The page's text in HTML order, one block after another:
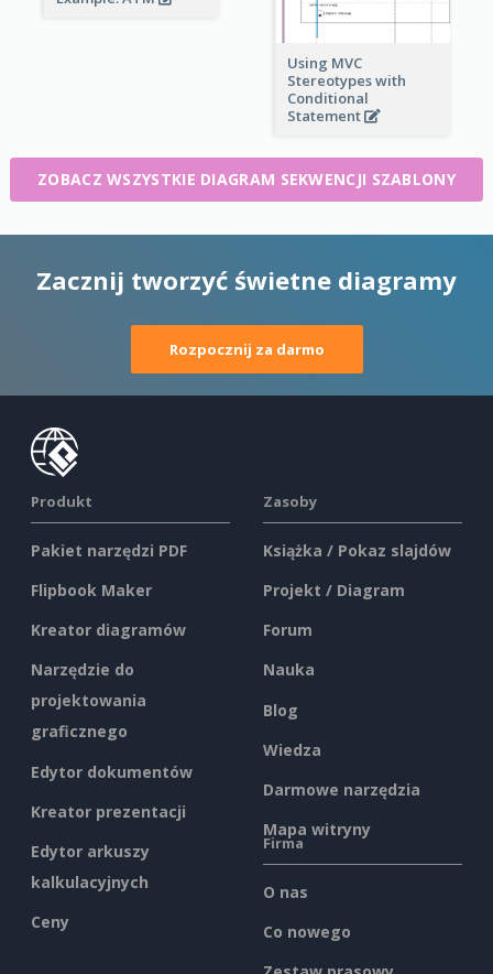
Using MVC
Stereotypes with
Conditional
Statement
ZOBACZ WSZYSTKIE DIAGRAM SEKWENCJI SZABLONY
Zacznij tworzyć świetne diagramy
Rozpocznij za darmo
Produkt
Pakiet narzędzi PDF
Flipbook Maker
Kreator diagramów
Narzędzie do
projektowania
graficznego
Edytor dokumentów
Kreator prezentacji
Edytor arkuszy
kalkulacyjnych
Ceny
Zasoby
Książka / Pokaz slajdów
Projekt / Diagram
Forum
Nauka
Blog
Wiedza
Darmowe narzędzia
Mapa witryny
Firma
O nas
Co nowego